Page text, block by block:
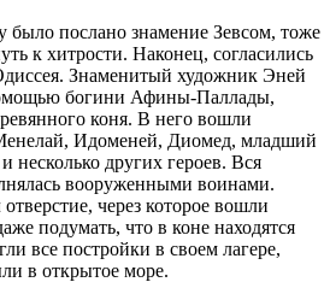
было послано знамение Зевсом, тоже
к хитрости. Наконец, согласились
Знаменитый художник Эней
богини Афины-Паллады,
коня. В него вошли
Идоменей, Диомед, младший
других героев. Вся
вооруженными воинами.
через которое вошли
подумать, что в коне находятся
все постройки в своем лагере,
в открытое море.